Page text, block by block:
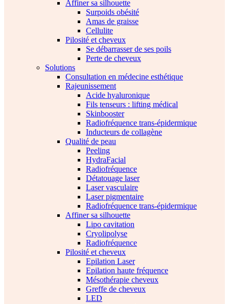
Affiner sa silhouette
Surpoids obésité
Amas de graisse
Cellulite
Pilosité et cheveux
Se débarrasser de ses poils
Perte de cheveux
Solutions
Consultation en médecine esthétique
Rajeunissement
Acide hyaluronique
Fils tenseurs : lifting médical
Skinbooster
Radiofréquence trans-épidermique
Inducteurs de collagène
Qualité de peau
Peeling
HydraFacial
Radiofréquence
Détatouage laser
Laser vasculaire
Laser pigmentaire
Radiofréquence trans-épidermique
Affiner sa silhouette
Lipo cavitation
Cryolipolyse
Radiofréquence
Pilosité et cheveux
Epilation Laser
Epilation haute fréquence
Mésothérapie cheveux
Greffe de cheveux
LED